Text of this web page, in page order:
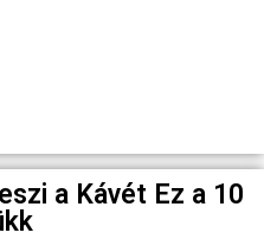
a Kávét Ez a 10